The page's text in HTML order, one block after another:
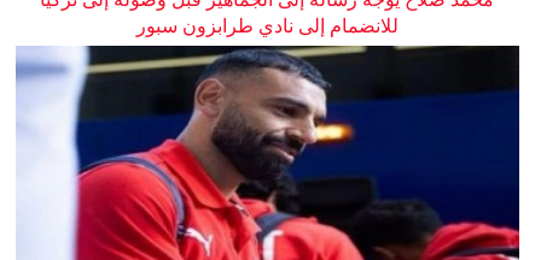
للانضمام إلى نادي طرابزون سبور